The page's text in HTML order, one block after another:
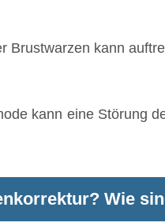
Brustwarzen kann
kann eine Störung
Wie